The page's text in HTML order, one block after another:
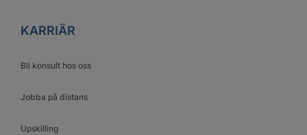
KARRIÄR
Bli konsult hos oss
Jobba på distans
Upskilling